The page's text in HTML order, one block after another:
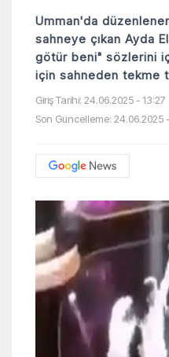
Umman'da
sahneye çıkan Ayda
götür beni" sözlerini
için sahneden tekme
Giriş Tarihi: 24.06.2025 - 13:27
Son Güncelleme: 24.06.2025